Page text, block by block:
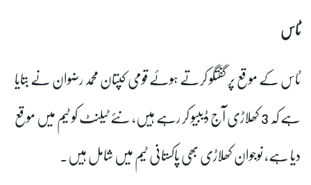
ٹاس
ٹاس کے موقع پر گفتگو کرتے ہوئے قومی کپتان محمد رضوان نے بتایا
ہے کہ 3 کھلاڑی آج ڈیبیو کر رہے ہیں، نئے ٹیلنٹ کو ٹیم میں موقع
دیا ہے، نوجوان کھلاڑی بھی پاکستانی ٹیم میں شامل ہیں۔